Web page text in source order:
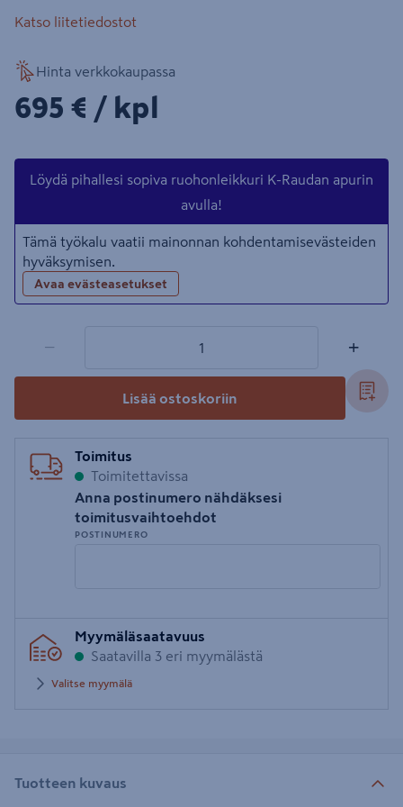
Katso liitetiedostot
Hinta verkkokaupassa
695€/kpl
695 € / kpl
Löydä pihallesi sopiva ruohonleikkuri K-Raudan apurin
avulla!
Tämä työkalu vaatii mainonnan kohdentamisevästeiden
hyväksymisen.
Avaa evästeasetukset
− +
Lisää ostoskoriin
Toimitus
Toimitettavissa
Anna postinumero nähdäksesi
toimitusvaihtoehdot
POSTINUMERO
postinumero
Myymäläsaatavuus
Saatavilla 3 eri myymälästä
Valitse myymälä
Tuotteen kuvaus